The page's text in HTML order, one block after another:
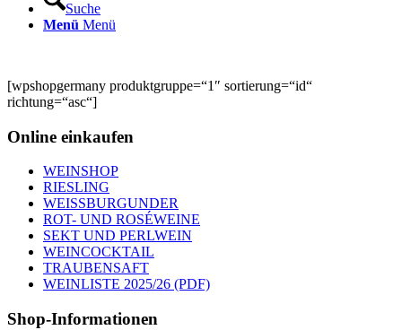
Suche
Menü Menü
[wpshopgermany produktgruppe=“1″ sortierung=“id“
richtung=“asc“]
Online einkaufen
WEINSHOP
RIESLING
WEISSBURGUNDER
ROT- UND ROSÉWEINE
SEKT UND PERLWEIN
WEINCOCKTAIL
TRAUBENSAFT
WEINLISTE 2025/26 (PDF)
Shop-Informationen